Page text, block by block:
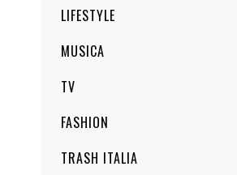
LIFESTYLE
MUSICA
TV
FASHION
TRASH ITALIA